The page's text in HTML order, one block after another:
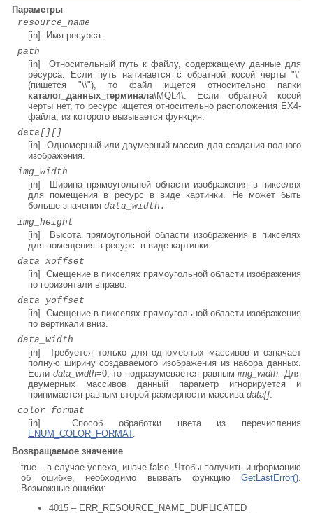
Параметры
resource_name
[in] Имя ресурса.
path
[in] Относительный путь к файлу, содержащему данные для
ресурса. Если путь начинается с обратной косой черты "\"
(пишется "\\"), то файл ищется относительно папки
каталог_данных_терминала\MQL4\. Если обратной косой
черты нет, то ресурс ищется относительно расположения EX4-
файла, из которого вызывается функция.
data[][]
[in] Одномерный или двумерный массив для создания полного
изображения.
img_width
[in] Ширина прямоугольной области изображения в пикселях
для помещения в ресурс в виде картинки. Не может быть
больше значения data_width.
img_height
[in] Высота прямоугольной области изображения в пикселях
для помещения в ресурс в виде картинки.
data_xoffset
[in] Смещение в пикселях прямоугольной области изображения
по горизонтали вправо.
data_yoffset
[in] Смещение в пикселях прямоугольной области изображения
по вертикали вниз.
data_width
[in] Требуется только для одномерных массивов и означает
полную ширину создаваемого изображения из набора данных.
Если data_width=0, то подразумевается равнымimg_width.Для
двумерных массивов данный параметр игнорируется и
принимается равным второй размерности массива data[].
color_format
[in] Способ обработки цвета из перечисления
ENUM_COLOR_FORMAT.
Возвращаемое значение
true – в случае успеха, иначе false. Чтобы получить информацию
об ошибке, необходимо вызвать функцию GetLastError().
Возможные ошибки:
4015 – ERR_RESOURCE_NAME_DUPLICATED